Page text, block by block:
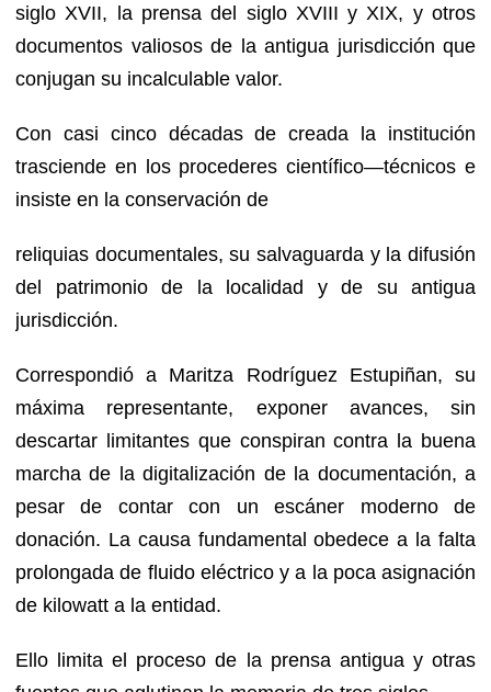
siglo XVII, la prensa del siglo XVIII y XIX, y otros
documentos valiosos de la antigua jurisdicción que
conjugan su incalculable valor.
Con casi cinco décadas de creada la institución
trasciende en los procederes científico—técnicos e
insiste en la conservación de
reliquias documentales, su salvaguarda y la difusión
del patrimonio de la localidad y de su antigua
jurisdicción.
Correspondió a Maritza Rodríguez Estupiñan, su
máxima representante, exponer avances, sin
descartar limitantes que conspiran contra la buena
marcha de la digitalización de la documentación, a
pesar de contar con un escáner moderno de
donación. La causa fundamental obedece a la falta
prolongada de fluido eléctrico y a la poca asignación
de kilowatt a la entidad.
Ello limita el proceso de la prensa antigua y otras